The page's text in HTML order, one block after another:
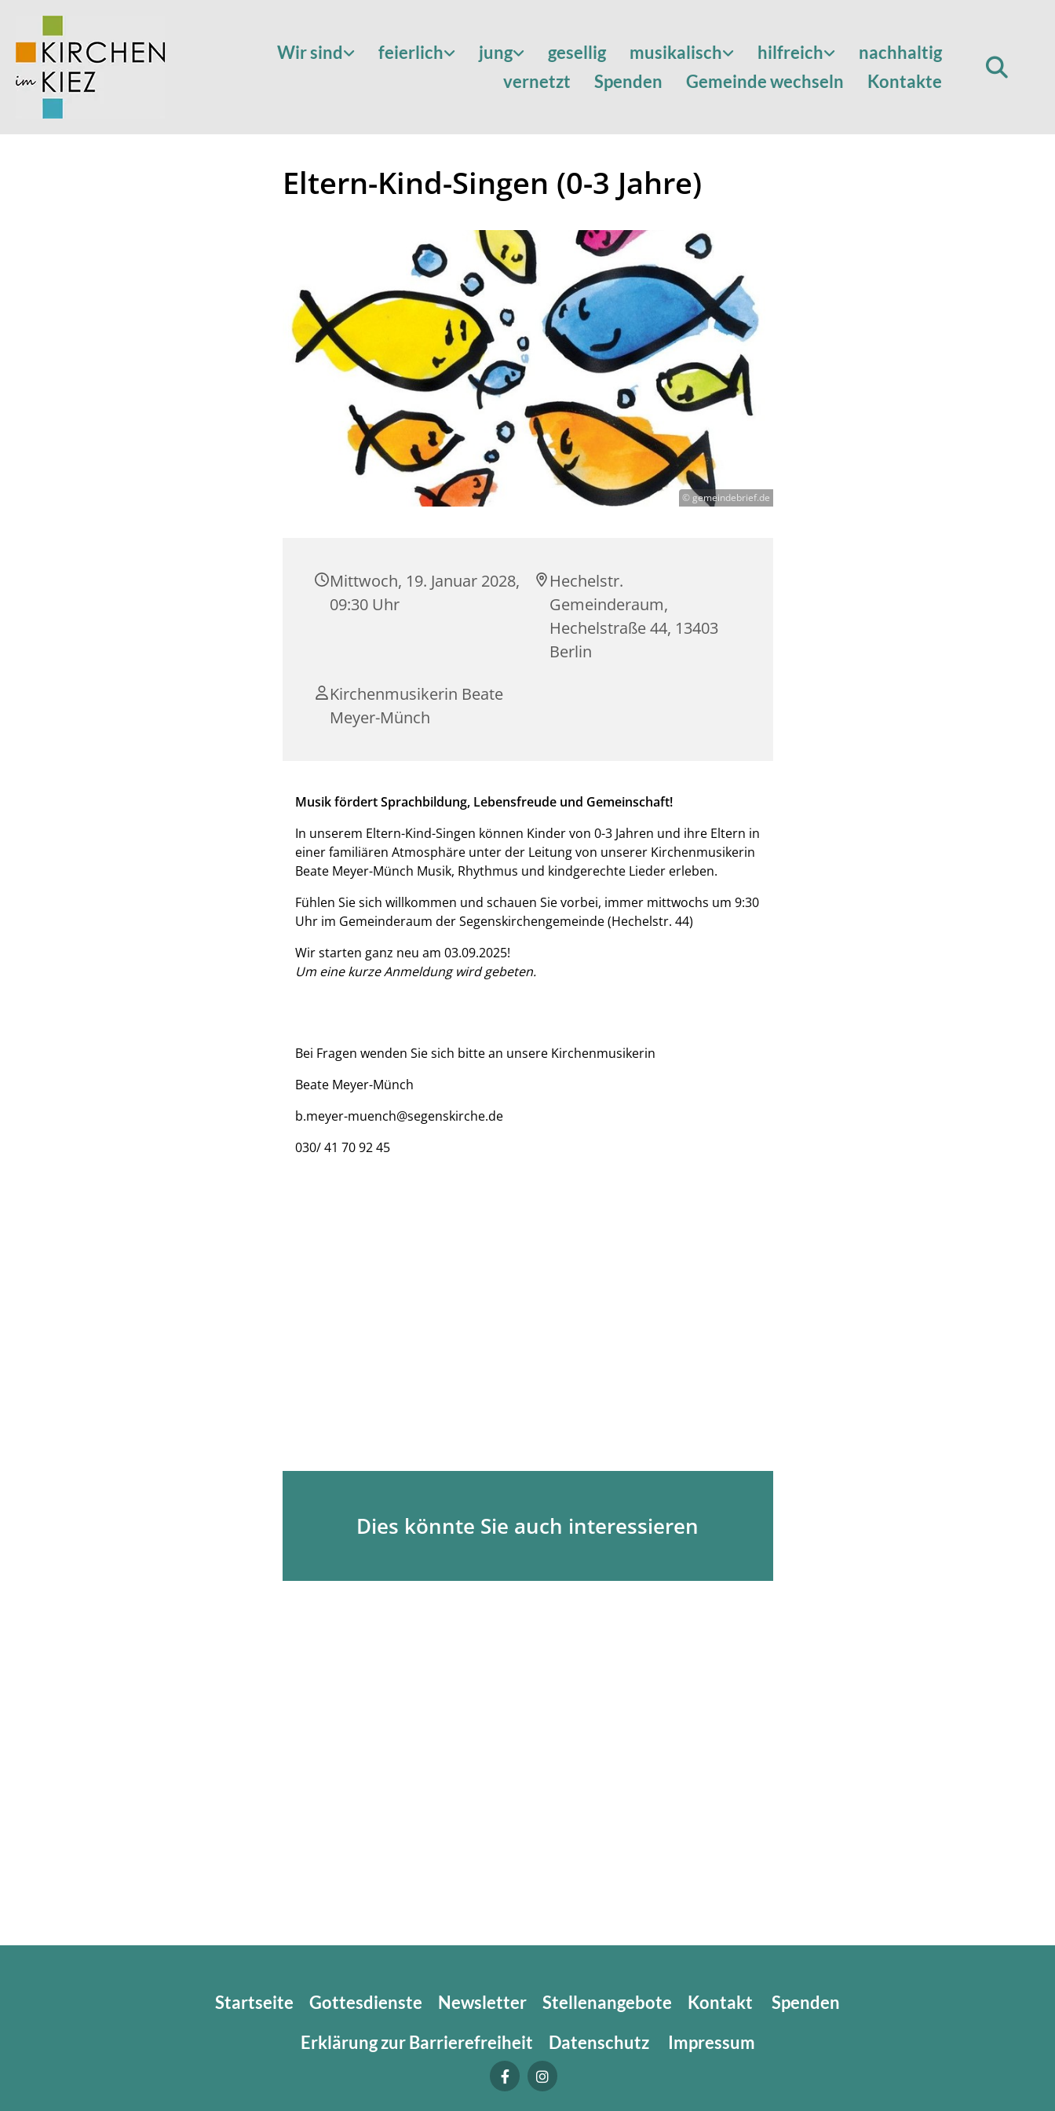
Wir sind feierlich jung gesellig musikalisch hilfreich
nachhaltig
vernetzt
Spenden Gemeinde wechseln Kontakte
Eltern-Kind-Singen (0-3 Jahre)
© gemeindebrief.de
Mittwoch, 19. Januar 2028,
09:30 Uhr
Hechelstr.
Gemeinderaum,
Hechelstraße 44, 13403
Berlin
Kirchenmusikerin Beate
Meyer-Münch
Musik fördert Sprachbildung, Lebensfreude und Gemeinschaft!
In unserem Eltern-Kind-Singen können Kinder von 0-3 Jahren und ihre Eltern in
einer familiären Atmosphäre unter der Leitung von unserer Kirchenmusikerin
Beate Meyer-Münch Musik, Rhythmus und kindgerechte Lieder erleben.
Fühlen Sie sich willkommen und schauen Sie vorbei, immer mittwochs um 9:30
Uhr im Gemeinderaum der Segenskirchengemeinde (Hechelstr. 44)
Wir starten ganz neu am 03.09.2025!
Um eine kurze Anmeldung wird gebeten.
Bei Fragen wenden Sie sich bitte an unsere Kirchenmusikerin
Beate Meyer-Münch
b.meyer-muench@segenskirche.de
030/ 41 70 92 45
Dies könnte Sie auch interessieren
Startseite Gottesdienste Newsletter Stellenangebote Kontakt
Spenden
Erklärung zur Barrierefreiheit
Datenschutz Impressum